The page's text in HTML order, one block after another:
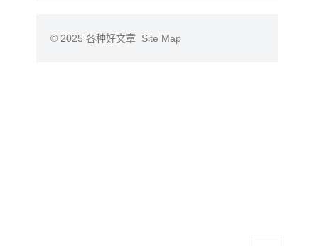
© 2025 各种好文章 Site Map